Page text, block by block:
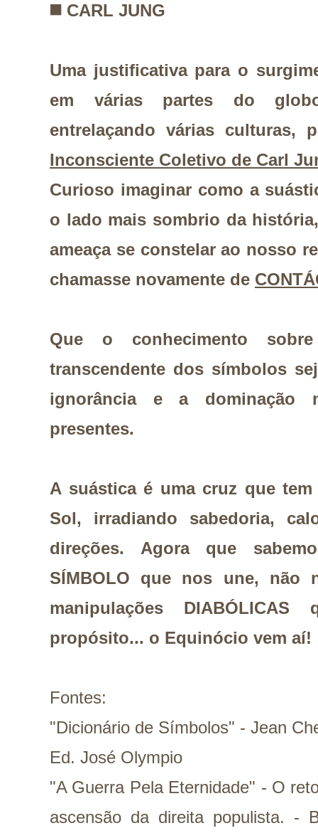
◼️ CARL JUNG
Uma justificativa para o
em várias partes do
entrelaçando várias culturas,
Inconsciente Coletivo de Carl
Curioso imaginar como a
o lado mais sombrio da
ameaça se constelar ao nosso
chamasse novamente de
Que o conhecimento
transcendente dos símbolos
ignorância e a dominação
presentes.
A suástica é uma cruz que
Sol, irradiando sabedoria,
direções. Agora que
SÍMBOLO que nos une, não
manipulações
propósito... o Equinócio vem aí!
Fontes:
"Dicionário de Símbolos" - Jean
Ed. José Olympio
"A Guerra Pela Eternidade" - O
ascensão da direita populista. -